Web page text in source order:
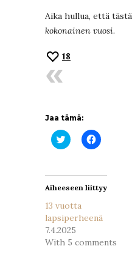
Aika hullua, että
kokonainen vuosi.
18
Jaa tämä:
Jaa Jaa
Aiheeseen liittyy
13 vuotta
lapsiperheenä
7.4.2025
With 5 comments